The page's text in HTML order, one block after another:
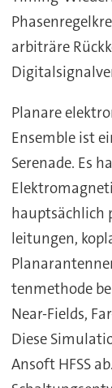
arbiträre
Planare
Ensemble ist
Serenade. Es
hauptsächlich
leitungen,
tenmethode
Near-Fields,
Diese
Ansoft HFSS